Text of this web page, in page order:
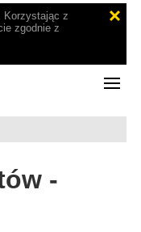
Korzystając z
zgodnie z
-